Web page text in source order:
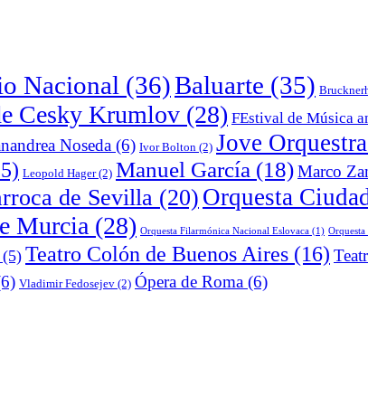
Nacional (36)Baluarte (35)
Cesky Krumlov (28) FEstival de Música
Noseda (6) Ivor Bolton (2) Jove
Leopold Hager(2) Manuel García (18)Marco
de Sevilla (20) Orquesta
Murcia (28) Orquesta Filarmónica Nacional Eslovaca (1)
(5) Teatro Colón de Buenos Aires (16)
Vladimir Fedosejev (2) Ópera de Roma (6)